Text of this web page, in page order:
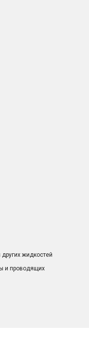
жидкостей
и проводящих